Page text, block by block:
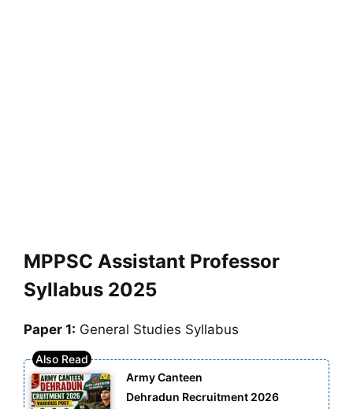
MPPSC Assistant Professor
Syllabus 2025
Paper 1: General Studies Syllabus
Army Canteen
Dehradun Recruitment 2026